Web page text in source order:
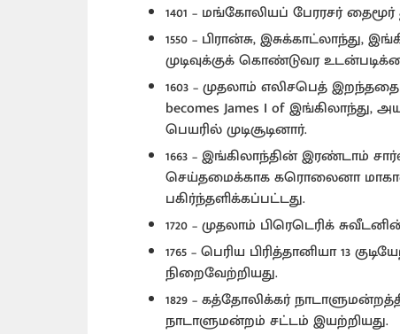
1401 – மங்கோலியப் பேரரசர்
1550 – பிரான்சு,
முடிவுக்குக் கொண்டுவர
1603 – முதலாம் எலிசபெத்
becomes James I of
பெயரில் முடிசூடினார்.
1663 – இங்கிலாந்தின் இரண்டாம்
செய்தமைக்காக கரொலைனா
பகிர்ந்தளிக்கப்பட்டது.
1720 – முதலாம் பிரெடெரிக்
1765 – பெரிய பிரித்தானியா 13
நிறைவேற்றியது.
1829 – கத்தோலிக்கர்
நாடாளுமன்றம் சட்டம் இயற்றியது.